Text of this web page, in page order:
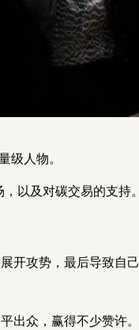
级人物。
以及对碳交易的支持
开攻势，最后导致自
出众，赢得不少赞许。